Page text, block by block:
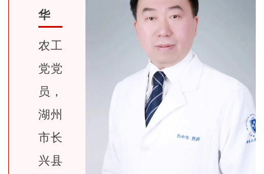
华
农工
党党
员，
湖州
市长
兴县